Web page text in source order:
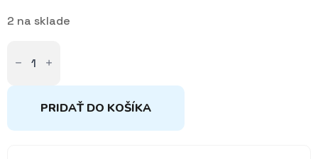
2 na sklade
Školský
peračník
listy
TopgalPRIDAŤ DO KOŠÍKA